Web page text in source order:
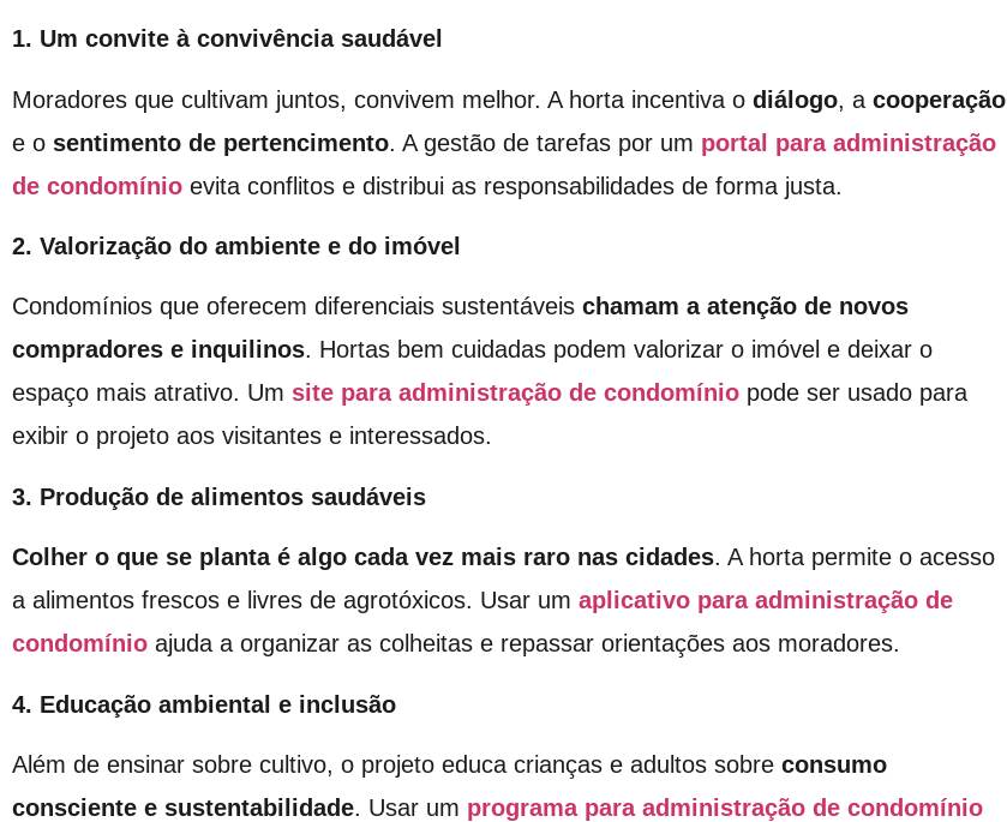
1. Um convite à convivência saudável
Moradores que cultivam juntos, convivem melhor. A horta incentiva o diálogo, a cooperação
e o sentimento de pertencimento. A gestão de tarefas por um portal para administração
de condomínio evita conflitos e distribui as responsabilidades de forma justa.
2. Valorização do ambiente e do imóvel
Condomínios que oferecem diferenciais sustentáveis chamam a atenção de novos
compradores e inquilinos. Hortas bem cuidadas podem valorizar o imóvel e deixar o
espaço mais atrativo. Um site para administração de condomínio pode ser usado para
exibir o projeto aos visitantes e interessados.
3. Produção de alimentos saudáveis
Colher o que se planta é algo cada vez mais raro nas cidades. A horta permite o acesso
a alimentos frescos e livres de agrotóxicos. Usar um aplicativo para administração de
condomínio ajuda a organizar as colheitas e repassar orientações aos moradores.
4. Educação ambiental e inclusão
Além de ensinar sobre cultivo, o projeto educa crianças e adultos sobre consumo
consciente e sustentabilidade. Usar um programa para administração de condomínio